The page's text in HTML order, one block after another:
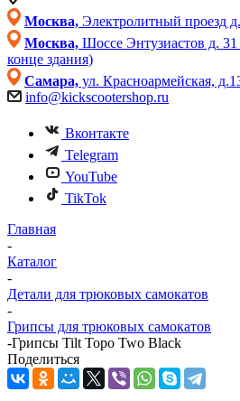
Москва, Электролитный проезд
Москва, Шоссе Энтузиастов д. 31
конце здания)
Самара, ул. Красноармейская,
info@kickscootershop.ru
Вконтакте
Telegram
YouTube
TikTok
Главная
-
Каталог
-
Детали для трюковых самокатов
-
Грипсы для трюковых самокатов
-Грипсы Tilt Topo Two Black
Поделиться